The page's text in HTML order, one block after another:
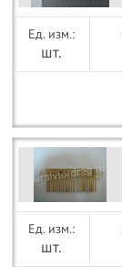
шт.
шт.